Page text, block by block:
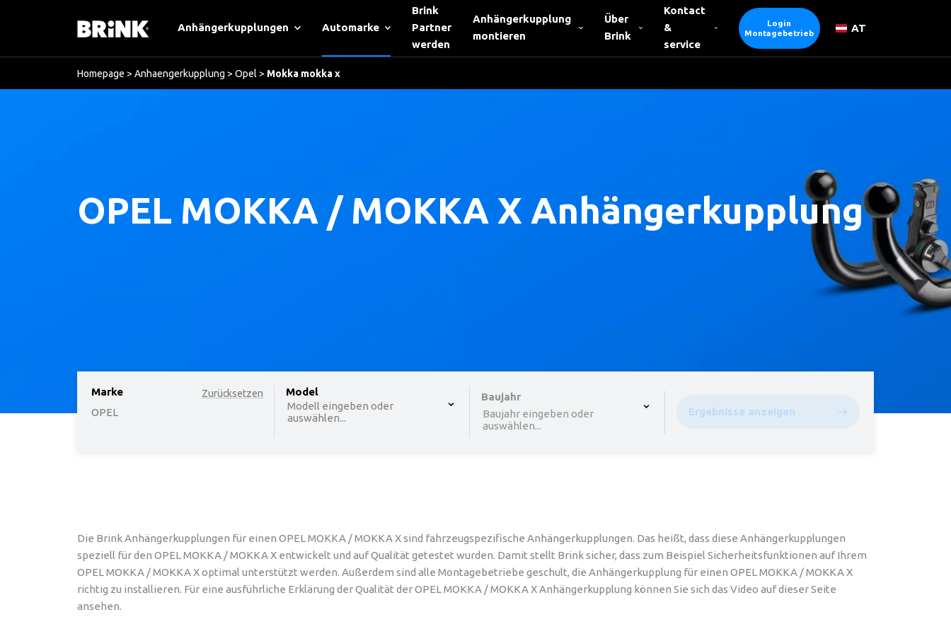
Anhängerkupplungen Automarke
Brink
Partner
werden
Anhängerkupplung
montieren
Über
Brink
Kontact
&
service
Login
Montagebetrieb
AT
Homepage > Anhaengerkupplung > Opel > Mokka mokka x
OPEL MOKKA / MOKKA X Anhängerkupplung
Zurücksetzen
Marke
OPEL
option , selected. Select is focused ,type to refine list, press Down to open the menu,
Model
Modell eingeben oder
auswählen...
Baujahr
Baujahr eingeben oder
auswählen...
Ergebnisse anzeigen
Die Brink Anhängerkupplungen für einen OPEL MOKKA / MOKKA X sind fahrzeugspezifische Anhängerkupplungen. Das heißt, dass diese Anhängerkupplungen
speziell für den OPEL MOKKA / MOKKA X entwickelt und auf Qualität getestet wurden. Damit stellt Brink sicher, dass zum Beispiel Sicherheitsfunktionen auf Ihrem
OPEL MOKKA / MOKKA X optimal unterstützt werden. Außerdem sind alle Montagebetriebe geschult, die Anhängerkupplung für einen OPEL MOKKA / MOKKA X
richtig zu installieren. Für eine ausführliche Erklärung der Qualität der OPEL MOKKA / MOKKA X Anhängerkupplung können Sie sich das Video auf dieser Seite
ansehen.